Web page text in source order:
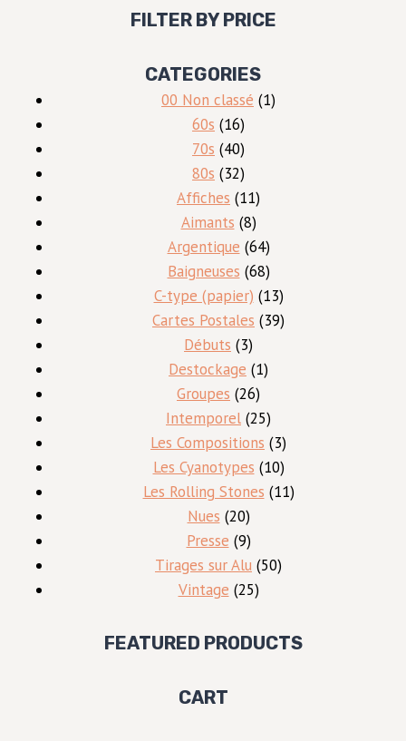
FILTER BY PRICE
CATEGORIES
00 Non classé 11
60s 1616
produits
70s 4040
produits
80s 3232
produits
Affiches 1111
produits
Aimants 88
produits
Argentique 6464
produits
Baigneuses 6868
produits
C-type (papier) 1313
produits
Cartes Postales 3939
Débuts 33
produits
Destockage 11
Groupes 2626
produits
Intemporel 2525
produits
Les Compositions 33
produits
Les Cyanotypes 1010
produits
Les Rolling Stones 1111
Nues 2020
produits
Presse 99
produits
Tirages sur Alu 5050
Vintage 2525
FEATURED PRODUCTS
CART